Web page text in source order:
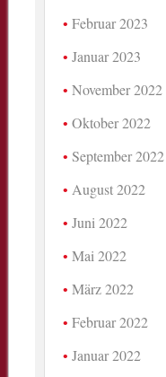
Februar 2023
Januar 2023
November 2022
Oktober 2022
September 2022
August 2022
Juni 2022
Mai 2022
März 2022
Februar 2022
Januar 2022